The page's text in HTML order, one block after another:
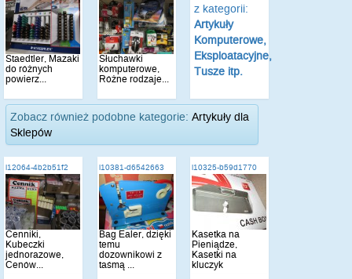
Staedtler, Mazaki
do różnych
powierz...
Słuchawki
komputerowe,
Różne rodzaje...
z kategorii:
Artykuły
Komputerowe,
Eksploatacyjne,
Tusze itp.
Zobacz również podobne kategorie: Artykuły dla
Sklepów
i12064-4b2b51f2
Cenniki,
Kubeczki
jednorazowe,
Cenów...
i10381-d6542663
Bag Ealer, dzięki
temu
dozownikowi z
taśmą ...
i10325-b59d1770
Kasetka na
Pieniądze,
Kasetki na
kluczyk